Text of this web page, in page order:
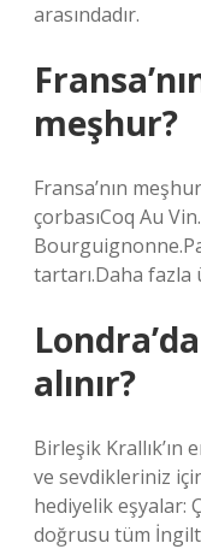
arasındadır.
meşhur?
Fransa’nın
çorbasıCoq Au
tartarı.Daha fazla
alınır?
Birleşik
ve sevdikleriniz
hediyelik eşyalar:
doğrusu tüm